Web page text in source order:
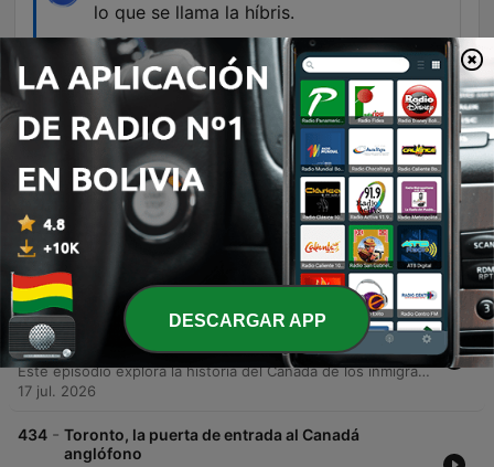
lo que se llama la híbris.
00:31:22 · El locutor define el concepto
mitológico de la arrogancia o exceso que
desencadena la tragedia.
Episodios
436 - La Odisea: cuando los mitos vuelven al cine
Este episodio explora el legado de la civilización griega y su impacto en Occidente, tomando como punto de partida una reflexión sobre la adaptación cinematográfica de Christopher Nolan basada en La Odisea. Se analiza la transición de la tradición oral a la narrativa moderna, examinando temas fundamentales como la mitología, la filosofía y la importancia del concepto de 'nostos'. A través del análisis de la obra homérica, se profundiza en la transformación de Odiseo de un héroe clásico a un hombre traumatizado por la guerra. El episodio conecta conceptos antiguos como la xenia (hospitalidad) y la híbris con las realidades contemporáneas, reflexionando sobre la ética, el conflicto bélico y la técnica cinematográfica analógica para dar vida al mito.
31 jul. 2026
435 - Toronto, la puerta de entrada al Canadá
anglófono II
Este episodio explora la historia del Canadá de los inmigrantes y cómo su modelo multicultural ha moldeado ciudades como Toronto, destacando su papel como motor económico y tecnológico. Asimismo, se reflexiona sobre la conexión entre la 'Casa Grande' latinoamericana y Canadá, analizando el flujo migratorio derivado de conflictos y dictaduras en América Latina hacia territorio canadiense.
17 jul. 2026
434 - Toronto, la puerta de entrada al Canadá
anglófono
DESCARGAR APP